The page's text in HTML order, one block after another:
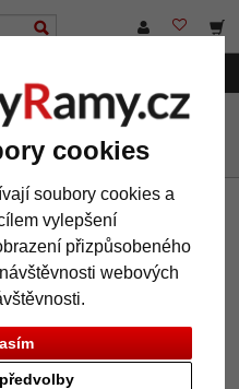
cookies
soubory cookies a
vylepšení
přizpůsobeného
webových
Dárkové předměty
zadejte zde prosím
můžete kdykoliv zrušit.